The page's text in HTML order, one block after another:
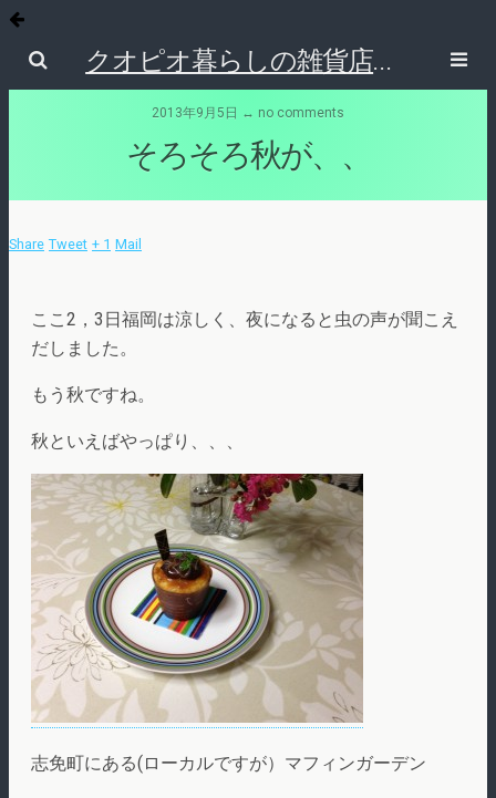
クオピオ暮らしの雑貨店ブログ
2013年9月5日 ↔ no comments
そろそろ秋が、、
Share Tweet + 1 Mail
ここ2，3日福岡は涼しく、夜になると虫の声が聞こえ
だしました。
もう秋ですね。
秋といえばやっぱり、、、
志免町にある(ローカルですが）マフィンガーデン